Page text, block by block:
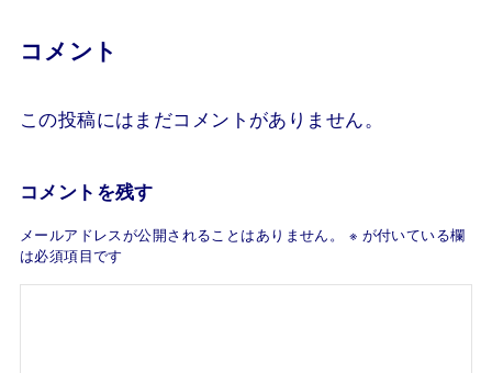
コメント
この投稿にはまだコメントがありません。
コメントを残す
メールアドレスが公開されることはありません。 ※ が付いている欄
は必須項目です